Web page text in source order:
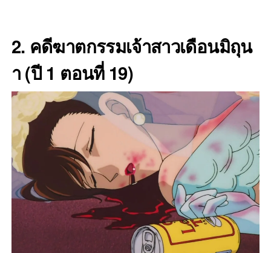
2. คดีฆาตกรรมเจ้าสาวเดือนมิถุน
า (ปี 1 ตอนที่ 19)